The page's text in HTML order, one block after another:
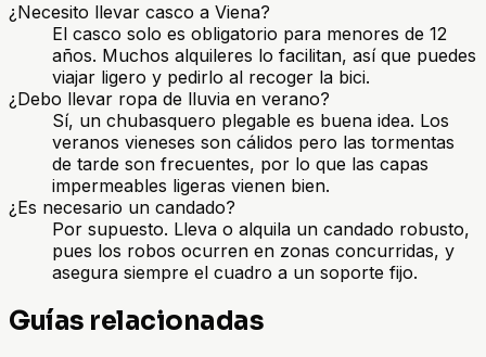
¿Necesito llevar casco a Viena?
El casco solo es obligatorio para menores de 12
años. Muchos alquileres lo facilitan, así que puedes
viajar ligero y pedirlo al recoger la bici.
¿Debo llevar ropa de lluvia en verano?
Sí, un chubasquero plegable es buena idea. Los
veranos vieneses son cálidos pero las tormentas
de tarde son frecuentes, por lo que las capas
impermeables ligeras vienen bien.
¿Es necesario un candado?
Por supuesto. Lleva o alquila un candado robusto,
pues los robos ocurren en zonas concurridas, y
asegura siempre el cuadro a un soporte fijo.
Guías relacionadas